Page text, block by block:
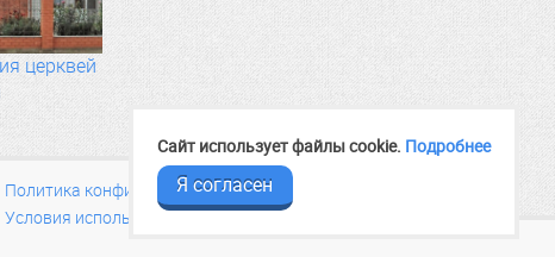
церквей
Политика конфиденциальности
Условия использования материалов
Сайт использует файлы cookie. Подробнее
Я согласен